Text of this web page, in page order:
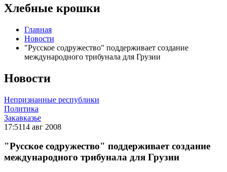
Хлебные крошки
Главная
Новости
"Русское содружество" поддерживает создание
международного трибунала для Грузии
Новости
Непризнанные республики
Политика
Закавказье
17:5114 авг 2008
"Русское содружество" поддерживает создание
международного трибунала для Грузии